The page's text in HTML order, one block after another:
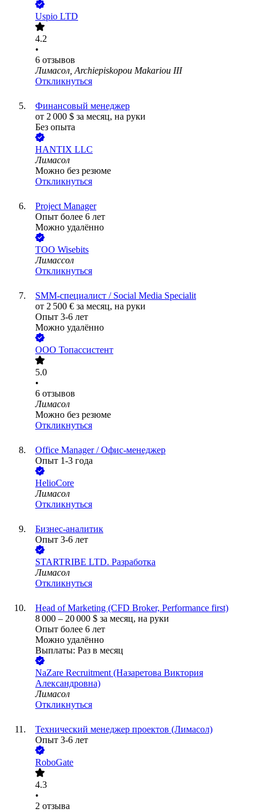
Uspio LTD
4.2
•
6 отзывов
Лимасол, Archiepiskopou Makariou III
Откликнуться
Финансовый менеджер
от 2 000 $ за месяц, на руки
Без опыта
HANTIX LLC
Лимасол
Можно без резюме
Откликнуться
Project Manager
Опыт более 6 лет
Можно удалённо
ТОО Wisebits
Лимассол
Откликнуться
SMM-специалист / Social Media Specialit
от 2 500 € за месяц, на руки
Опыт 3-6 лет
Можно удалённо
ООО Топассистент
5.0
•
6 отзывов
Лимасол
Можно без резюме
Откликнуться
Office Manager / Офис-менеджер
Опыт 1-3 года
HelioCore
Лимасол
Откликнуться
Бизнес-аналитик
Опыт 3-6 лет
STARTRIBE LTD. Разработка
Лимасол
Откликнуться
Head of Marketing (CFD Broker, Performance first)
8 000 – 20 000 $ за месяц, на руки
Опыт более 6 лет
Можно удалённо
Выплаты: Раз в месяц
NaZare Recruitment (Назаретова Виктория
Александровна)
Лимасол
Откликнуться
Технический менеджер проектов (Лимасол)
Опыт 3-6 лет
RoboGate
4.3
•
2 отзыва